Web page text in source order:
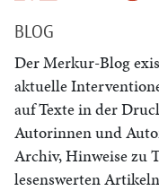
BLOG
Der Merkur-Blog
aktuelle
auf Texte in der
Autorinnen und
Archiv, Hinweise zu
lesenswerten